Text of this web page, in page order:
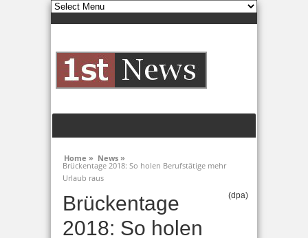
Home » News »
Brückentage 2018: So holen Berufstätige mehr
Urlaub raus
Brückentage
2018: So holen
(dpa)